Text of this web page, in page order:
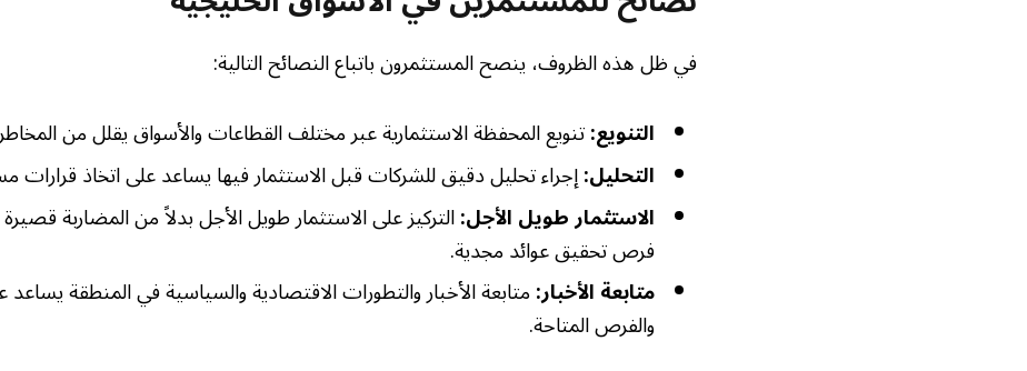
في ظل هذه الظروف، ينصح المستثمرون باتباع النصائح التالية:
التنويع:تنويع المحفظة الاستثمارية عبر مختلف القطاعات والأسواق يقلل من
التحليل:إجراء تحليل دقيق للشركات قبل الاستثمار فيها يساعد على اتخاذ قرارات
الاستثمار طويل الأجل:التركيز على الاستثمار طويل الأجل بدلاً من المضاربة
فرص تحقيق عوائد مجدية.
متابعة الأخبار:متابعة الأخبار والتطورات الاقتصادية والسياسية في المنطقة
والفرص المتاحة.